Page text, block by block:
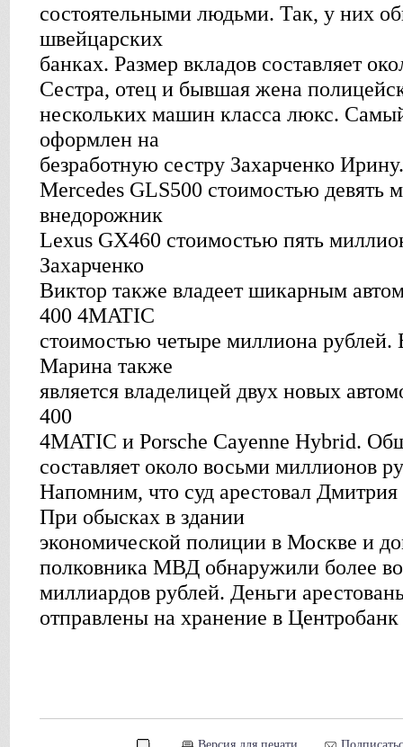
состоятельными людьми. Так, у них
швейцарских
банках. Размер вкладов составляет
Сестра, отец и бывшая жена
нескольких машин класса люкс.
оформлен на
безработную сестру Захарченко
Mercedes GLS500 стоимостью девять
внедорожник
Lexus GX460 стоимостью пять
Захарченко
Виктор также владеет шикарным
400 4MATIC
стоимостью четыре миллиона
Марина также
является владелицей двух новых
400
4MATIC и Porsche Cayenne Hybrid.
составляет около восьми миллионов
Напомним, что суд арестовал Дмитрия
При обысках в здании
экономической полиции в Москве и
полковника МВД обнаружили более
миллиардов рублей. Деньги
отправлены на хранение в